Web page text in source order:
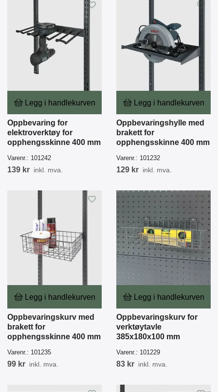
Legg i handlekurven
Oppbevaring for
elektroverktøy for
opphengsskinne 400 mm
Varenr.: 101242
139 kr inkl. mva.
Legg i handlekurven
Oppbevaringshylle med
brakett for
opphengsskinne 400 mm
Varenr.: 101232
129 kr inkl. mva.
Legg i handlekurven
Oppbevaringskurv med
brakett for
opphengsskinne 400 mm
Varenr.: 101235
99 kr inkl. mva.
Legg i handlekurven
Oppbevaringskurv for
verktøytavle
385x180x100 mm
Varenr.: 101229
83 kr inkl. mva.